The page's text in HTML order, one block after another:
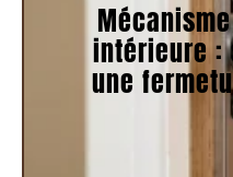
intérieure :
une